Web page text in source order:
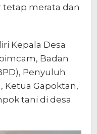
tetap merata dan
Kepala Desa
Badan
Penyuluh
Ketua Gapoktan,
tani di desa